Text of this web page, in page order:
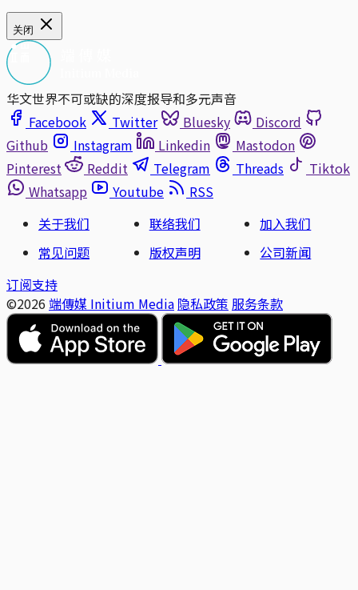
关闭
华文世界不可或缺的深度报导和多元声音
Facebook
Twitter Bluesky
Discord
Github
Instagram Linkedin
Mastodon
Pinterest
Reddit Telegram Threads
Tiktok
Whatsapp
Youtube
RSS
关于我们
联络我们
加入我们
常见问题
版权声明
公司新闻
订阅支持
©2026 端傳媒 Initium Media 隐私政策 服务条款